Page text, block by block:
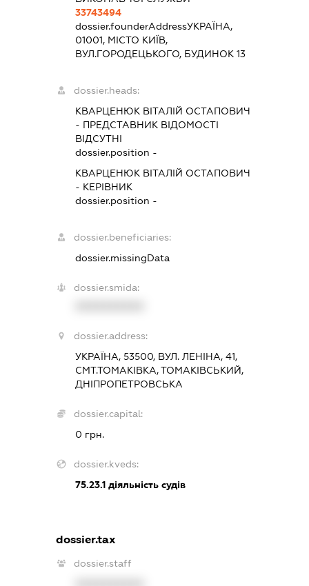
33743494
dossier.founderAddressУКРАЇНА,
01001, МІСТО КИЇВ,
ВУЛ.ГОРОДЕЦЬКОГО, БУДИНОК 13
dossier.heads:
КВАРЦЕНЮК ВІТАЛІЙ ОСТАПОВИЧ
- ПРЕДСТАВНИКВІДОМОСТІ
ВІДСУТНІ
dossier.position -
КВАРЦЕНЮК ВІТАЛІЙ ОСТАПОВИЧ
- КЕРІВНИК
dossier.position -
dossier.beneficiaries:
dossier.missingData
dossier.smida:
dossier.address:
УКРАЇНА, 53500, ВУЛ. ЛЕНІНА, 41,
СМТ.ТОМАКІВКА, ТОМАКІВСЬКИЙ,
ДНІПРОПЕТРОВСЬКА
dossier.capital:
0 грн.
dossier.kveds:
75.23.1діяльність судів
dossier.tax
dossier.staff